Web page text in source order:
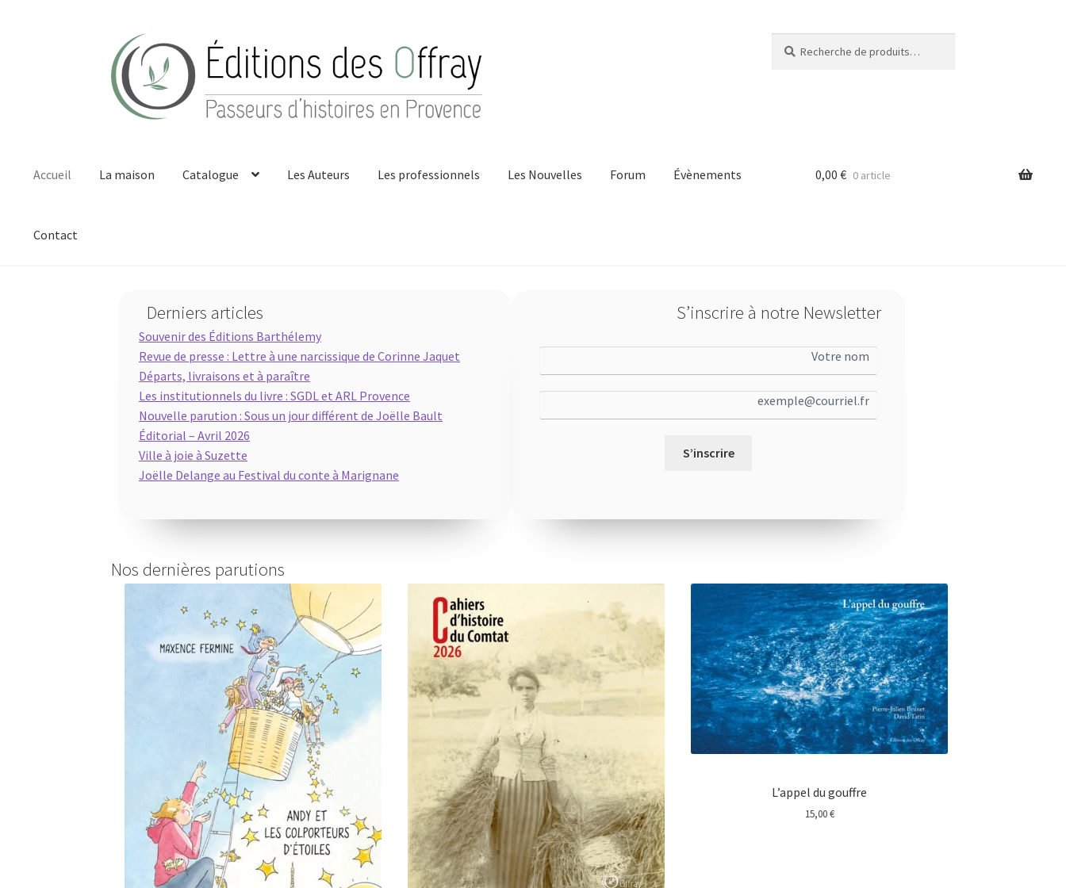
Aller
à
la
navigation
Aller
au
contenu
pour :
Accueil La maison Catalogue Les Auteurs Les professionnels Les Nouvelles Forum Évènements
Contact
Nouvelles Panier Politique de confidentialité
0,00€ 0 article
Derniers articles
Souvenir des Éditions Barthélemy
Revue de presse : Lettre à une narcissique de Corinne Jaquet
Départs, livraisons et à paraître
Les institutionnels du livre : SGDL et ARL Provence
Nouvelle parution : Sous un jour différent de Joëlle Bault
Éditorial – Avril 2026
Ville à joie à Suzette
Joëlle Delange au Festival du conte à Marignane
S’inscrire à notre Newsletter
S’inscrire
Nos dernières parutions
L’appel du gouffre
15,00€